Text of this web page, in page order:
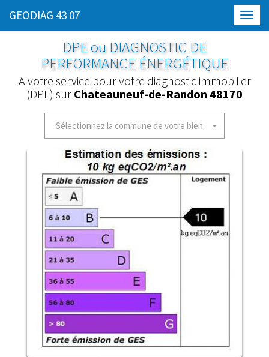
GEODIAG 43 07
DPE ou DIAGNOSTIC DE
PERFORMANCE ÉNERGÉTIQUE
A votre service pour votre diagnostic immobilier
(DPE) sur Chateauneuf-de-Randon 48170
Sélectionnez la commune de votre bien